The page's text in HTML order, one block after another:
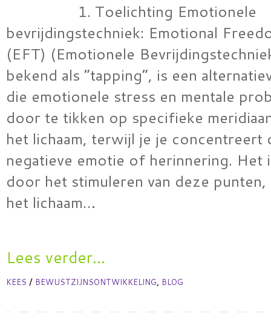
1. Toelichting Emotionele
bevrijdingstechniek: Emotional
(EFT) (Emotionele
bekend als “tapping”, is een
die emotionele stress en mentale
door te tikken op specifieke
het lichaam, terwijl je je concentreert
negatieve emotie of herinnering. Het
door het stimuleren van deze
het lichaam…
Lees verder...
KEES / BEWUSTZIJNSONTWIKKELING, BLOG